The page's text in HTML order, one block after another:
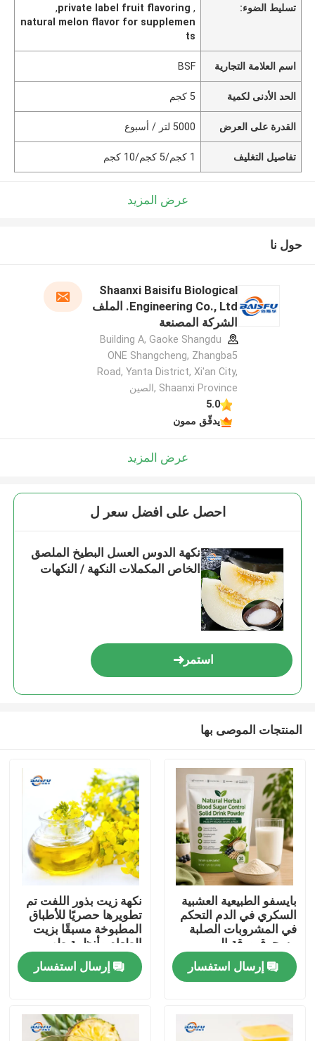
المنزل
فيديوهات
تسليط الضوء:
,
private label fruit flavoring
,
natural melon flavor for supplemen
ts
اسم العلامة التجارية BSF
الحد الأدنى لكمية 5 كجم
القدرة على العرض 5000 لتر / أسبوع
تفاصيل التغليف 1 كجم/5 كجم/10 كجم
عرض المزيد
حول نا
Shaanxi Baisifu Biological
Engineering Co., Ltd. الملف
الشركة المصنعة
Building A, Gaoke Shangdu
ONE Shangcheng, Zhangba5
Road, Yanta District, Xi'an City,
Shaanxi Province ,الصين
5.0
يدقّق ممون
عرض المزيد
احصل على افضل سعر ل
نكهة الدوس العسل البطيخ الملصق
الخاص المكملات النكهة / النكهات
استمر
المنتجات الموصى بها
بايسفو الطبيعية العشبية
السكري في الدم التحكم
في المشروبات الصلبة
مسحوق ورقة المربى
جذر كودزو الجينسنغ
جوجي التوت بذور كاسيا
لدعم الجلوكوز الصحية
إرسال استفسار
نكهة زيت بذور اللفت تم
تطويرها حصريًا للأطباق
المطبوخة مسبقًا بزيت
الطعام وأنظمة طهي
الطعام الصينية
إرسال استفسار